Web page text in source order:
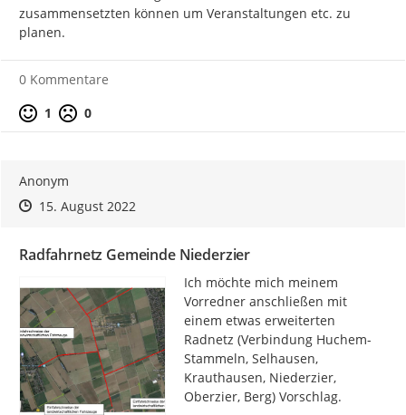
zusammensetzten können um Veranstaltungen etc. zu
planen.
0 Kommentare
Positive Bewertung
1 Negative Bewertung
0
Anonym
Zeitpunkt des Erstellens
Zeitpunkt des Erstellens
15. August 2022Zur Äußerung
Radfahrnetz Gemeinde Niederzier
Ich möchte mich meinem
Vorredner anschließen mit
einem etwas erweiterten
Radnetz (Verbindung Huchem-
Stammeln, Selhausen,
Krauthausen, Niederzier,
Oberzier, Berg) Vorschlag.